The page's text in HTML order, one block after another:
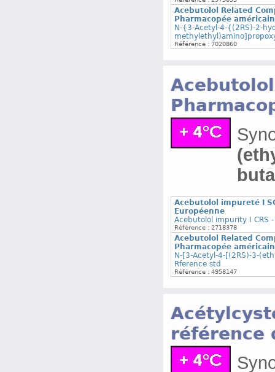
Acebutolol Related
Pharmacopée
N-{3-Acetyl-4-{(2RS)-2-
Référence : 7020860
Acebutolol impureté I
Européenne
Acebutolol impurity I CRS
Référence : 2718378
Acebutolol Related
Pharmacopée
N-[3-Acetyl-4-[(2RS)-3-
Rference std
Référence : 4958147
référence